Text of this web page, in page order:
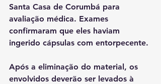
Santa Casa de Corumbá para
avaliação médica. Exames
confirmaram que eles haviam
ingerido cápsulas com entorpecente.
Após a eliminação do material, os
envolvidos deverão ser levados à